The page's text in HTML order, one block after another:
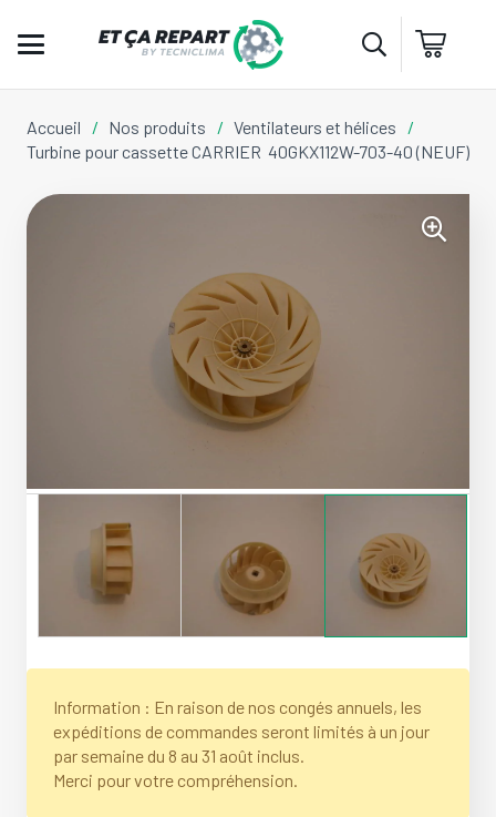
Accueil / Nos produits / Ventilateurs et hélices
/
Turbine pour cassette CARRIER 40GKX112W-703-40 (NEUF)
Information : En raison de nos congés annuels, les
expéditions de commandes seront limités à un jour
par semaine du 8 au 31 août inclus.
Merci pour votre compréhension.